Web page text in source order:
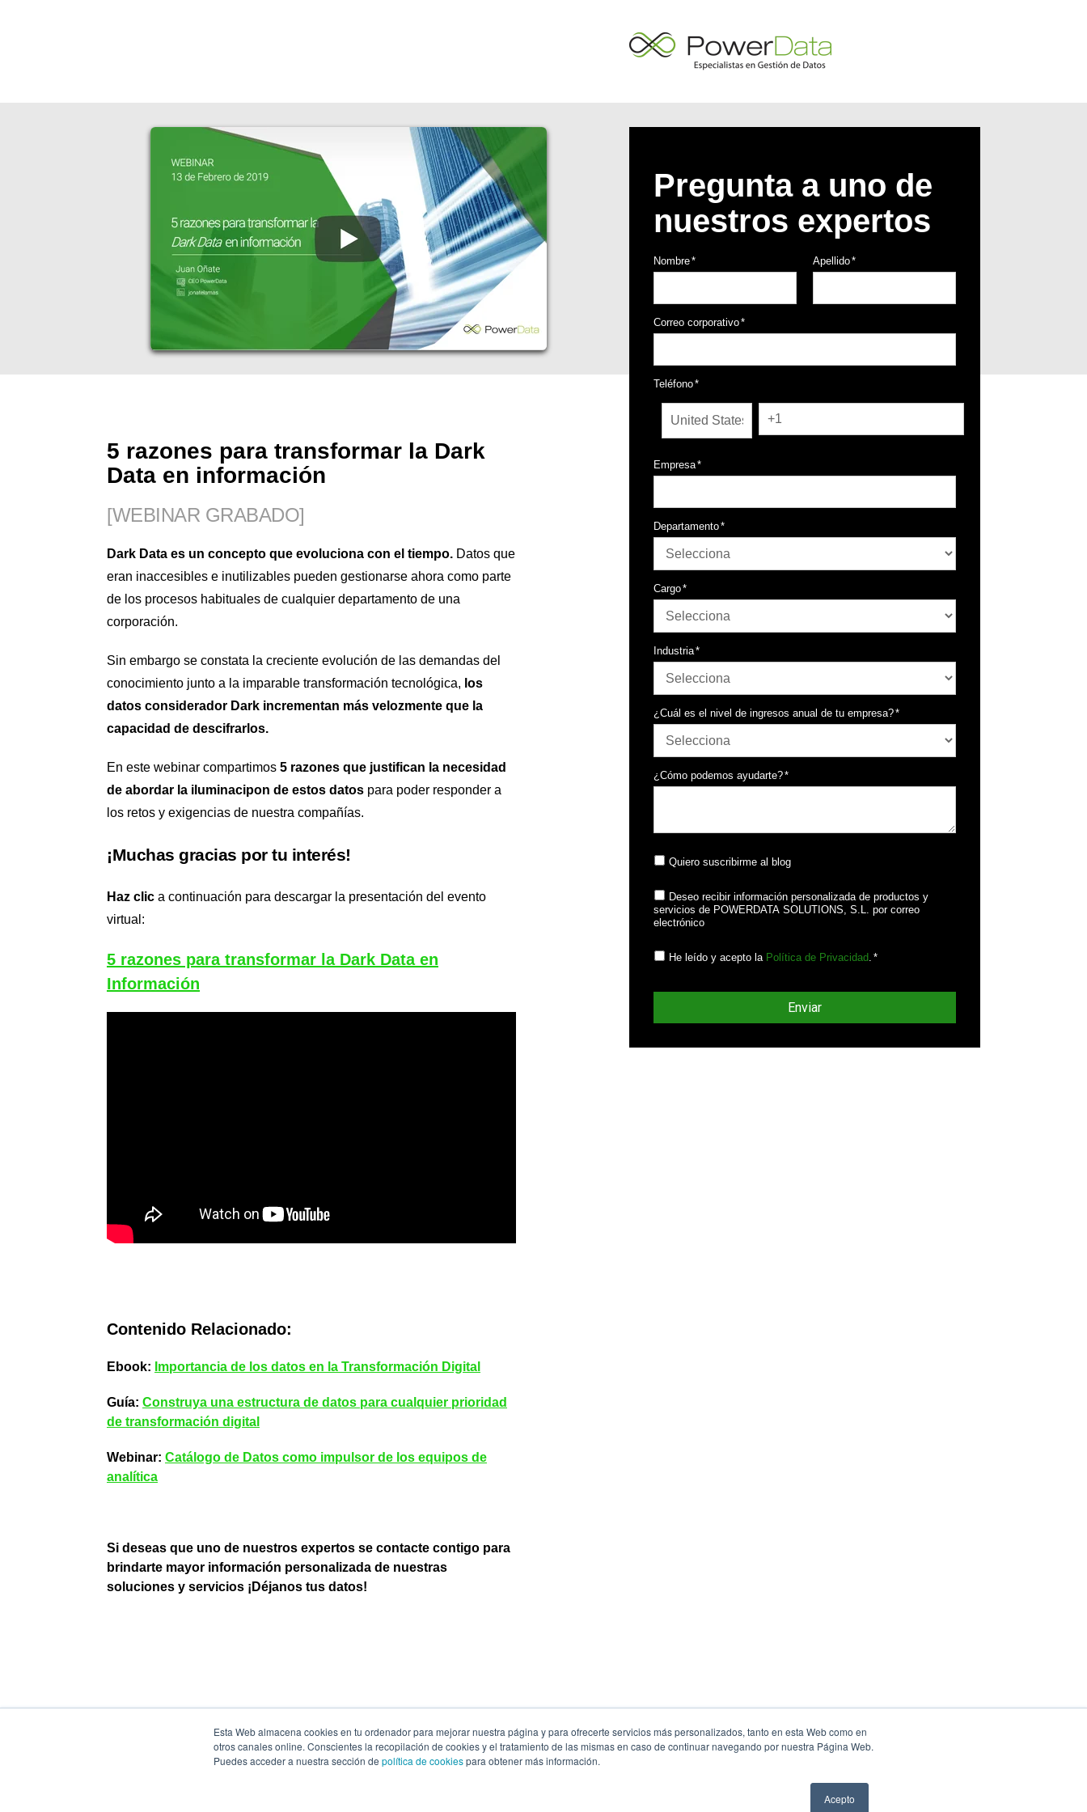
Esta Web almacena cookies en tu ordenador para mejorar nuestra página y para ofrecerte servicios más personalizados, tanto en esta Web como en
otros canales online. Conscientes la recopilación de cookies y el tratamiento de las mismas en caso de continuar navegando por nuestra Página Web.
Puedes acceder a nuestra sección de política de cookiespara obtener más información.
Acepto
Pregunta a uno de
nuestros expertos
Nombre* Apellido*
Correo corporativo*
Teléfono*
Empresa*
Departamento*
Cargo*
Industria*
¿Cuál es el nivel de ingresos anual de tu empresa?*
¿Cómo podemos ayudarte?*
Quiero suscribirme al blog
Deseo recibir información personalizada de productos y
servicios de POWERDATA SOLUTIONS, S.L. por correo
electrónico
He leído y acepto la Política de Privacidad. *
5 razones para transformar la Dark
Data en información
[WEBINAR GRABADO]
Dark Data es un concepto que evoluciona con el tiempo. Datos que
eran inaccesibles e inutilizables pueden gestionarse ahora como parte
de los procesos habituales de cualquier departamento de una
corporación.
Sin embargo se constata la creciente evolución de las demandas del
conocimiento junto a la imparable transformación tecnológica, los
datos considerador Dark incrementan más velozmente que la
capacidad de descifrarlos.
En este webinar compartimos 5 razones que justifican la necesidad
de abordar la iluminacipon de estos datos para poder responder a
los retos y exigencias de nuestra compañías.
¡Muchas gracias por tu interés!
Haz clic a continuación para descargar la presentación del evento
virtual:
5 razones para transformar la Dark Data en
Información
Contenido Relacionado:
Ebook: Importancia de los datos en la Transformación Digital
Guía: Construya una estructura de datos para cualquier prioridad
de transformación digital
Webinar: Catálogo de Datos como impulsor de los equipos de
analítica
Si deseas que uno de nuestros expertos se contacte contigo para
brindarte mayor información personalizada de nuestras
soluciones y servicios ¡Déjanos tus datos!
© 2026 Grupo PowerData